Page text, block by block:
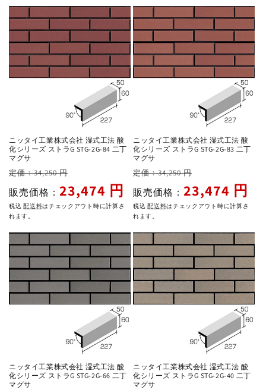
ニッタイ工業株式会社 湿式工法 酸
化シリーズ ストラG STG-2G-84 二丁
マグサ
通
常
価
格
定価：34,250 円
ー
ル
販売価格： 23,474 円
税込配送料はチェックアウト時に計算さ
れます。
ニッタイ工業株式会社 湿式工法 酸
化シリーズ ストラG STG-2G-83 二丁
マグサ
通
常
価
格
定価：34,250 円
ー
ル
販売価格： 23,474 円
税込配送料はチェックアウト時に計算さ
れます。
ニッタイ工業株式会社 湿式工法 酸
化シリーズ ストラG STG-2G-66 二丁
マグサ
ニッタイ工業株式会社 湿式工法 酸
化シリーズ ストラG STG-2G-40 二丁
マグサ